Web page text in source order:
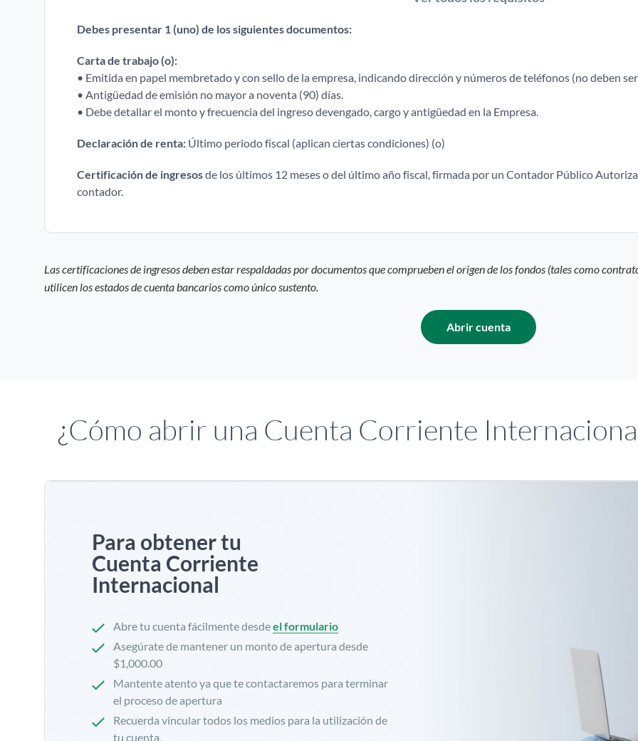
Debes presentar 1 (uno) de los siguientes documentos:
Carta de trabajo (o):
• Emitida en papel membretado y con sello de la empresa, indicando dirección y números de teléfonos (no deben
• Antigüedad de emisión no mayor a noventa (90) días.
• Debe detallar el monto y frecuencia del ingreso devengado, cargo y antigüedad en la Empresa.
Declaración de renta: Último periodo fiscal (aplican ciertas condiciones) (o)
Certificación de ingresosde los últimos 12 meses o del último año fiscal, firmada por un Contador Público
contador.
Abrir cuenta
¿Cómo abrir una Cuenta Corriente
Para obtener tu
Cuenta Corriente
Internacional
Abre tu cuenta fácilmente desdeel formulario
Asegúrate de mantener un monto de apertura desde
$1,000.00
Mantente atento ya que te contactaremos para terminar
el proceso de apertura
Recuerda vincular todos los medios para la utilización de
tu cuenta,